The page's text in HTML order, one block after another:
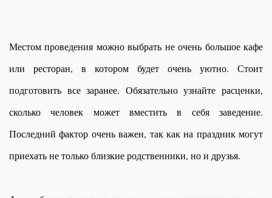
Местом проведения можно выбрать не очень большое кафе
или ресторан, в котором будет очень уютно. Стоит
подготовить все заранее. Обязательно узнайте расценки,
сколько человек может вместить в себя заведение.
Последний фактор очень важен, так как на праздник могут
приехать не только близкие родственники, но и друзья.